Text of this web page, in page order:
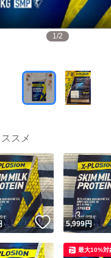
1/2
スメ
いいね！
5,999円
最大10%対